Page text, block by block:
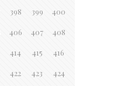
398 399 400
406 407 408
414 415 416
422 423 424